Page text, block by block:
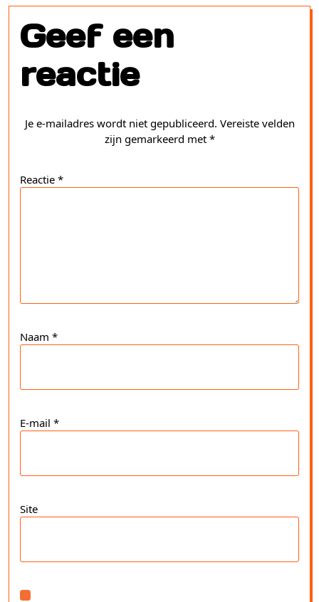
Geef een
reactie
Je e-mailadres wordt niet gepubliceerd. Vereiste velden
zijn gemarkeerd met *
Reactie *
Naam *
E-mail *
Site